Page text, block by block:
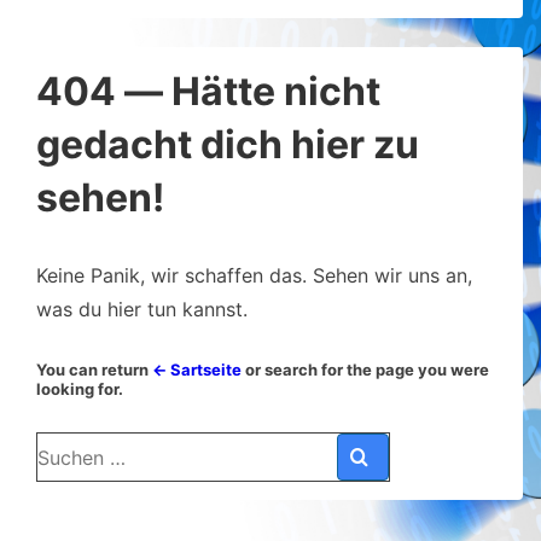
404 — Hätte nicht
gedacht dich hier zu
sehen!
Keine Panik, wir schaffen das. Sehen wir uns an,
was du hier tun kannst.
You can return ← Sartseiteor search for the page you were
looking for.
Suchen
nach: